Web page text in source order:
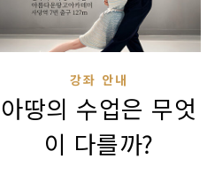
강좌 안내
아땅의 수업은 무엇
이 다를까?